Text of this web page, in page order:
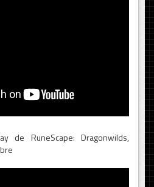
de RuneScape: Dragonwilds,